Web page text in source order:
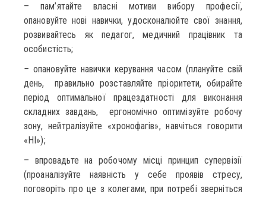
– пам’ятайте власні мотиви вибору професії,
опановуйте нові навички, удосконалюйте свої знання,
розвивайтесь як педагог, медичний працівник та
особистість;
–опановуйте навички керування часом (плануйте свій
день, правильно розставляйте пріоритети, обирайте
період оптимальної працездатності для виконання
складних завдань, ергономічно оптимізуйте робочу
зону, нейтралізуйте «хронофагів», навчіться говорити
«НІ»);
– впровадьте на робочому місці принцип супервізії
(проаналізуйте наявність у себе проявів стресу,
поговоріть про це з колегами, при потребі зверніться